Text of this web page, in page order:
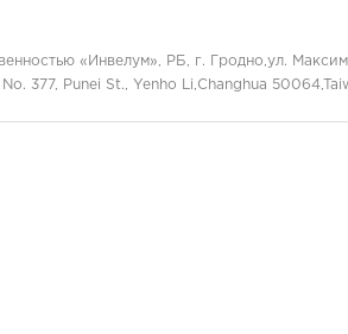
«Инвелум», РБ, г. Гродно,ул.
377, Punei St., Yenho Li,Changhua